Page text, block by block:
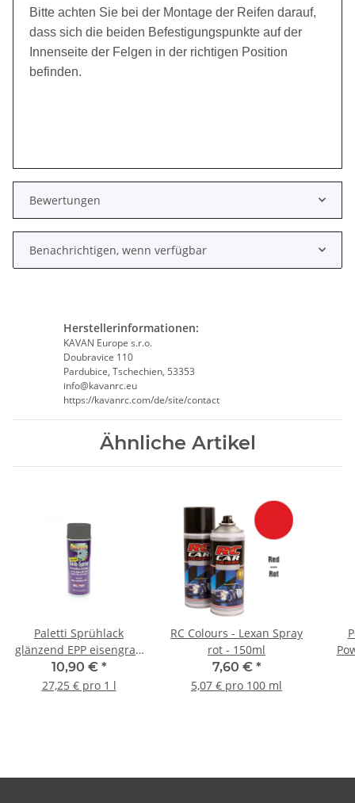
Bitte achten Sie bei der Montage der Reifen darauf,
dass sich die beiden Befestigungspunkte auf der
Innenseite der Felgen in der richtigen Position
befinden.
Bewertungen
Benachrichtigen, wenn verfügbar
Herstellerinformationen:
KAVAN Europe s.r.o.
Doubravice 110
Pardubice, Tschechien, 53353
info@kavanrc.eu
https://kavanrc.com/de/site/contact
Ähnliche Artikel
Paletti Sprühlack
glänzend EPP eisengrau
- 400ml
10,90 € *
27,25 € pro 1 l
RC Colours - Lexan Spray
rot - 150ml
7,60 € *
5,07 € pro 100 ml